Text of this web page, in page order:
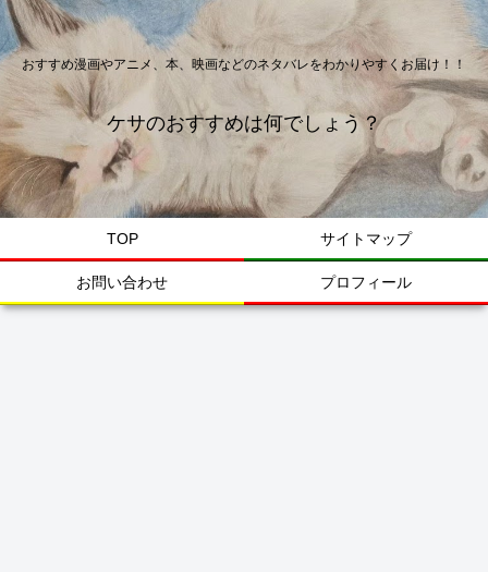
おすすめ漫画やアニメ、本、映画などのネタバレをわかりやすくお届け！！
ケサのおすすめは何でしょう？
TOP サイトマップ
お問い合わせ プロフィール